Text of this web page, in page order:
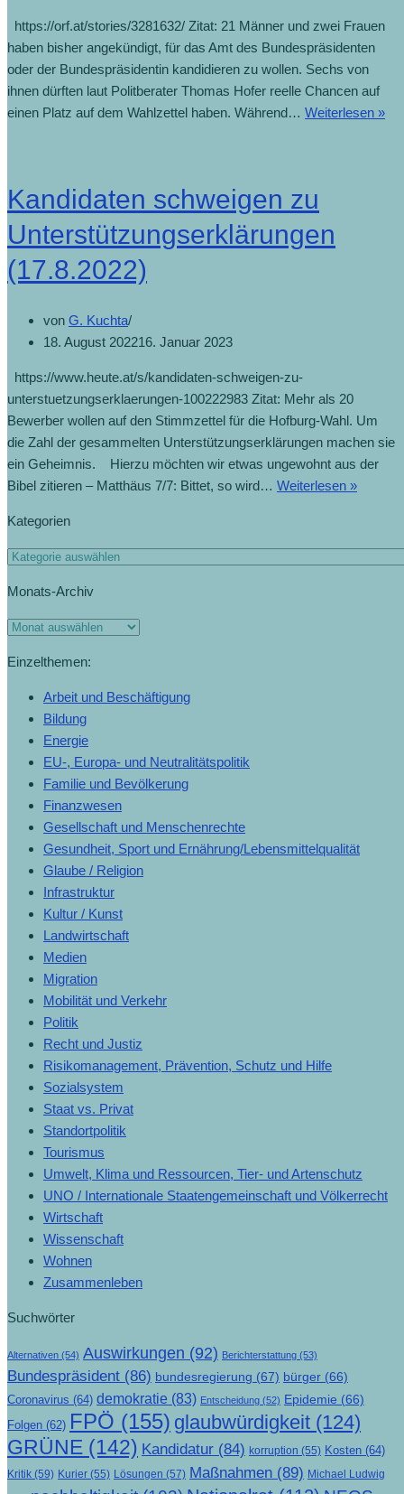
https://orf.at/stories/3281632/ Zitat: 21 Männer und zwei Frauen
haben bisher angekündigt, für das Amt des Bundespräsidenten
oder der Bundespräsidentin kandidieren zu wollen. Sechs von
ihnen dürften laut Politberater Thomas Hofer reelle Chancen auf
einen Platz auf dem Wahlzettel haben. Während… Weiterlesen »
Kandidaten schweigen zu
Unterstützungserklärungen
(17.8.2022)
von G. Kuchta
18. August 202216. Januar 2023
https://www.heute.at/s/kandidaten-schweigen-zu-
unterstuetzungserklaerungen-100222983 Zitat: Mehr als 20
Bewerber wollen auf den Stimmzettel für die Hofburg-Wahl. Um
die Zahl der gesammelten Unterstützungserklärungen machen sie
ein Geheimnis. Hierzu möchten wir etwas ungewohnt aus der
Bibel zitieren – Matthäus 7/7: Bittet, so wird… Weiterlesen »
Kategorien
Monats-Archiv
Einzelthemen:
Arbeit und Beschäftigung
Bildung
Energie
EU-, Europa- und Neutralitätspolitik
Familie und Bevölkerung
Finanzwesen
Gesellschaft und Menschenrechte
Gesundheit, Sport und Ernährung/Lebensmittelqualität
Glaube / Religion
Infrastruktur
Kultur / Kunst
Landwirtschaft
Medien
Migration
Mobilität und Verkehr
Politik
Recht und Justiz
Risikomanagement, Prävention, Schutz und Hilfe
Sozialsystem
Staat vs. Privat
Standortpolitik
Tourismus
Umwelt, Klima und Ressourcen, Tier- und Artenschutz
UNO / Internationale Staatengemeinschaft und Völkerrecht
Wirtschaft
Wissenschaft
Wohnen
Zusammenleben
Suchwörter
Alternativen (54) Auswirkungen (92) Berichterstattung (53)
Bundespräsident (86) bundesregierung (67) bürger (66)
Coronavirus (64) demokratie (83) Entscheidung (52) Epidemie (66)
Folgen (62) FPÖ (155) glaubwürdigkeit (124)
GRÜNE (142) Kandidatur (84) korruption (55) Kosten (64)
Kritik (59) Kurier (55) Lösungen (57) Maßnahmen (89) Michael Ludwig